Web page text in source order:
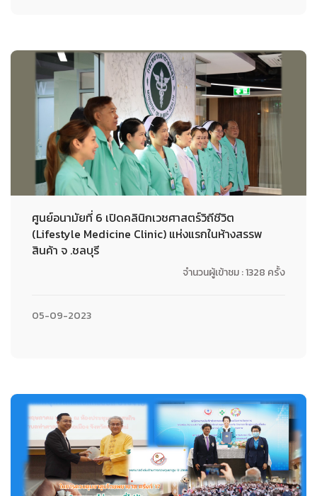
ศูนย์อนามัยที่ 6 เปิดคลินิกเวชศาสตร์วิถีชีวิต
(Lifestyle Medicine Clinic) แห่งแรกในห้างสรรพ
สินค้า จ .ชลบุรี
จำนวนผู้เข้าชม : 1328 ครั้ง
05-09-2023